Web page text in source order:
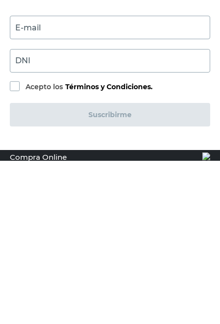
E-mail
DNI
Acepto los Términos y Condiciones.
Suscribirme
Compra Online